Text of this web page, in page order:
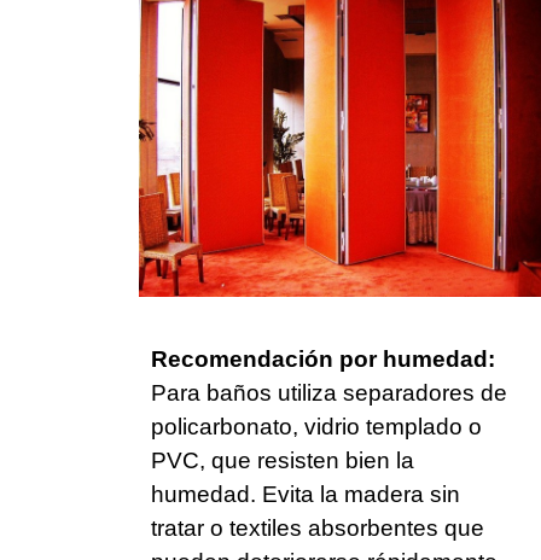
Recomendación por humedad:
Para baños utiliza separadores de
policarbonato, vidrio templado o
PVC, que resisten bien la
humedad. Evita la madera sin
tratar o textiles absorbentes que